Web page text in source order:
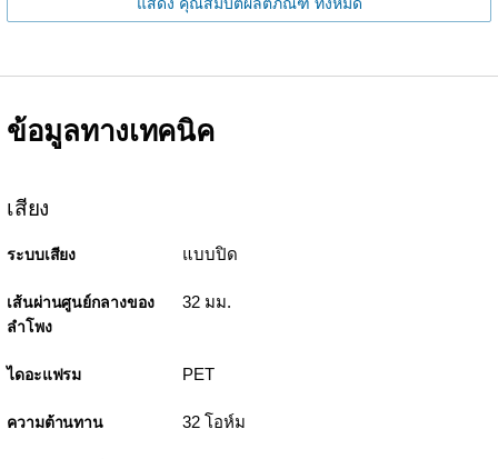
แสดง คุณสมบัติผลิตภัณฑ์ ทั้งหมด
ข้อมูลทางเทคนิค
เสียง
ระบบเสียง แบบปิด
เส้นผ่านศูนย์กลางของ
ลำโพง
32 มม.
ไดอะแฟรม PET
ความต้านทาน 32 โอห์ม